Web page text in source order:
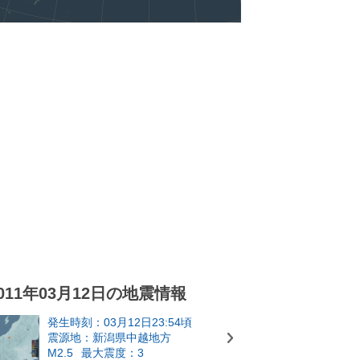
年03月12日の地震情報
発生時刻：03月12日23:54頃
震源地：新潟県中越地方
M2.5
最大震度：3